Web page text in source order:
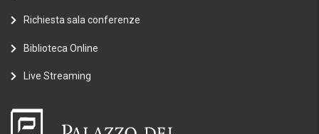
Richiesta sala conferenze
Biblioteca Online
Live Streaming